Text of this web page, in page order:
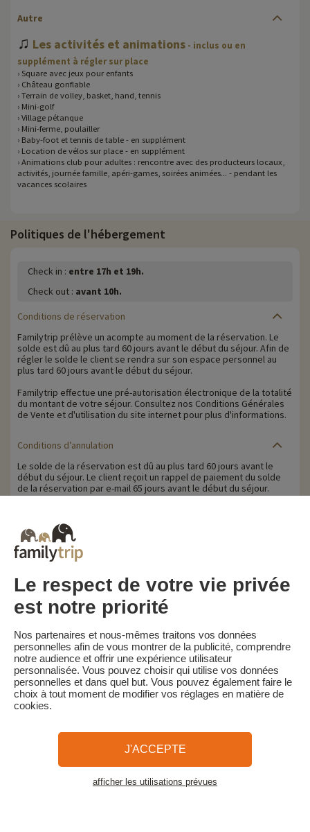
Autre
♫ Les activités et animations - inclus ou en
supplément à régler sur place
› Square avec jeux pour enfants
› Château gonflable
› Terrain de volley, basket, hand, tennis
› Mini-golf
› Village pétanque
› Mini-ferme, poulailler
› Baby-foot et tennis de table - en supplément
› Location de vélos sur place - en supplément
› Animations club pour adultes : rencontre avec des producteurs locaux,
activités, journée famille, apéri-games, soirées animées... - pendant les
vacances scolaires
Politiques de l'hébergement
Check in : entre 17h et 19h.
Check out : avant 10h.
Conditions de réservation
Familytrip prélève un acompte au moment de la réservation. Le
solde est dû au plus tard 60 jours avant le début du séjour. Afin de
régler le solde le client se rendra sur son espace personnel au
plus tard 60 jours avant le début du séjour.
Familytrip effectue une pré-autorisation électronique de la totalité
du montant de votre séjour. Consultez nos Conditions Générales
de Vente et d'utilisation du site internet pour plus d'informations.
Conditions d’annulation
Le solde de la réservation est dû au plus tard 60 jours avant le
début du séjour. Le client reçoit un rappel de paiement du solde
de la réservation par e-mail 65 jours avant le début du séjour.
• Annulation 60 jours ou plus avant la date de début du séjour :
acompte conservé
• Annulation moins de 60 jours avant la date de début du séjour :
100 % du prix du séjour
Familytrip vous conseille de souscrire l'assurance annulation de
son partenaire AREAS Assurances. Souscrivez au moment de la
réservation ou dans les 24h suivant votre réservation par
Pour les clients bénéficiant d’une aide VACAF, en cas d’annulation,
VACAF retire son aide et et les pénalités d’annulation ci-dessus
s'appliquent sur la totalité du montant séjour.
CGV et Charte de Confidentialité
La Presse parle de nous
Plan du site
Le respect de votre vie privée
est notre priorité
Nos partenaires et nous-mêmes traitons vos données
personnelles afin de vous montrer de la publicité, comprendre
notre audience et offrir une expérience utilisateur
personnalisée. Vous pouvez choisir qui utilise vos données
personnelles et dans quel but. Vous pouvez également faire le
choix à tout moment de modifier vos réglages en matière de
cookies.
J'ACCEPTE
afficher les utilisations prévues